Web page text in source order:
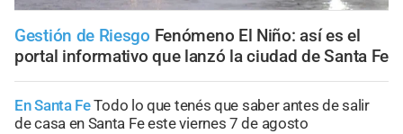
Gestión de Riesgo Fenómeno El Niño: así es el
portal informativo que lanzó la ciudad de Santa Fe
En Santa FeTodo lo que tenés que saber antes de salir
de casa en Santa Fe este viernes 7 de agosto